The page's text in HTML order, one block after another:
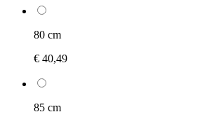
80 cm
€ 40,49
85 cm